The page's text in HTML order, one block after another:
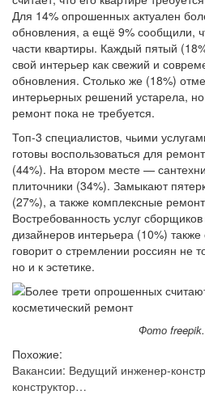
Для 14% опрошенных актуален
обновления, а ещё 9% сообщили,
части квартиры. Каждый пятый
свой интерьер как свежий и
обновления. Столько же (18%)
интерьерных решений устарела,
ремонт пока не требуется.
Топ-3 специалистов, чьими
готовы воспользоваться для
(44%). На втором месте —
плиточники (34%). Замыкают
(27%), а также комплексные
Востребованность услуг
дизайнеров интерьера (10%) также
говорит о стремлении россиян не
но и к эстетике.
Фото
Похожие:
Вакансии: Ведущий инженер-
конструктор…